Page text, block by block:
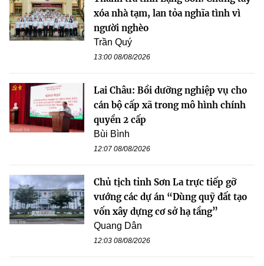
xóa nhà tạm, lan tỏa nghĩa tình vì
người nghèo
Trần Quý
13:00 08/08/2026
Lai Châu: Bồi dưỡng nghiệp vụ cho
cán bộ cấp xã trong mô hình chính
quyền 2 cấp
Bùi Bình
12:07 08/08/2026
Chủ tịch tỉnh Sơn La trực tiếp gỡ
vướng các dự án “Dùng quỹ đất tạo
vốn xây dựng cơ sở hạ tầng”
Quang Dân
12:03 08/08/2026